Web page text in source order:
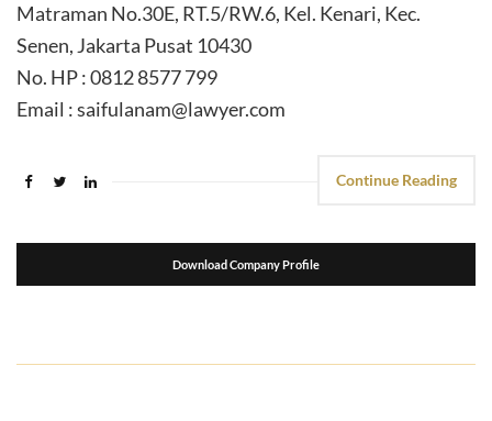
Matraman No.30E, RT.5/RW.6, Kel. Kenari, Kec.
Senen, Jakarta Pusat 10430
No. HP : 0812 8577 799
Email : saifulanam@lawyer.com
Continue Reading
Download Company Profile